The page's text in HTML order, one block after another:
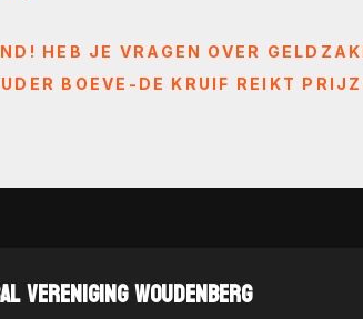
HEB JE VRAGEN OVER
BOEVE-DE KRUIF REIKT
VERENIGING WOUDENBERG